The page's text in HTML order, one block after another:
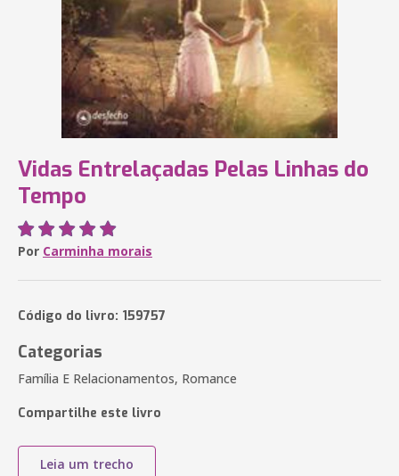
Vidas Entrelaçadas Pelas Linhas do
Tempo
Por Carminha morais
Código do livro: 159757
Categorias
Família E Relacionamentos, Romance
Compartilhe este livro
Leia um trecho